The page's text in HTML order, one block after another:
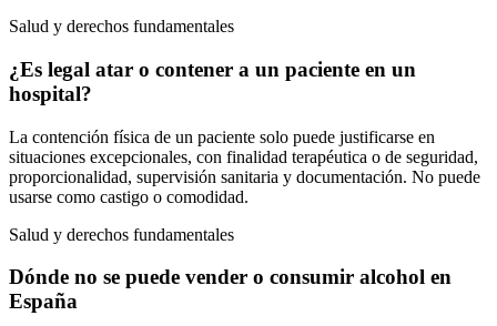
Salud y derechos fundamentales
¿Es legal atar o contener a un paciente en un
hospital?
La contención física de un paciente solo puede justificarse en
situaciones excepcionales, con finalidad terapéutica o de seguridad,
proporcionalidad, supervisión sanitaria y documentación. No puede
usarse como castigo o comodidad.
Salud y derechos fundamentales
Dónde no se puede vender o consumir alcohol en
España